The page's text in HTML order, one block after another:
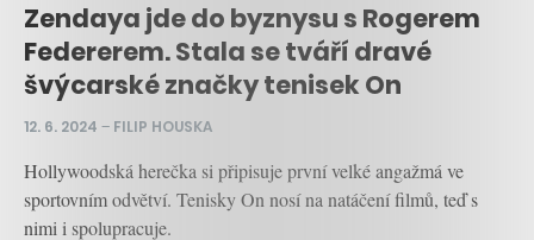
Zendaya jde do byznysu s Rogerem
Federerem. Stala se tváří dravé
švýcarské značky tenisek On
12. 6. 2024 – FILIP HOUSKA
Hollywoodská herečka si připisuje první velké angažmá ve
sportovním odvětví. Tenisky On nosí na natáčení filmů, teď s
nimi i spolupracuje.